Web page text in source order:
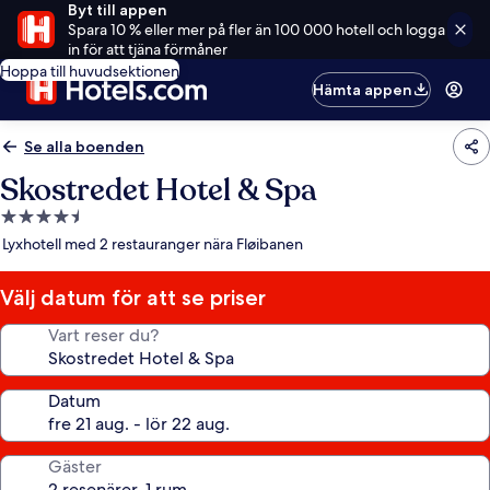
Byt till appen
Spara 10 % eller mer på fler än 100 000 hotell och logga
in för att tjäna förmåner
Hoppa till huvudsektionen
Hämta appen
Se alla boenden
Skostredet Hotel & Spa
4.5-
stjärnigt
Lyxhotell med 2 restauranger nära Fløibanen
Välj datum för att se priser
Vart reser du?
Datum
Gäster